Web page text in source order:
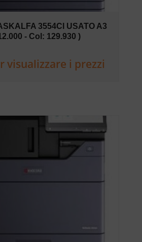
3554CI USATO A3
- Col: 129.930 )
visualizzare i prezzi